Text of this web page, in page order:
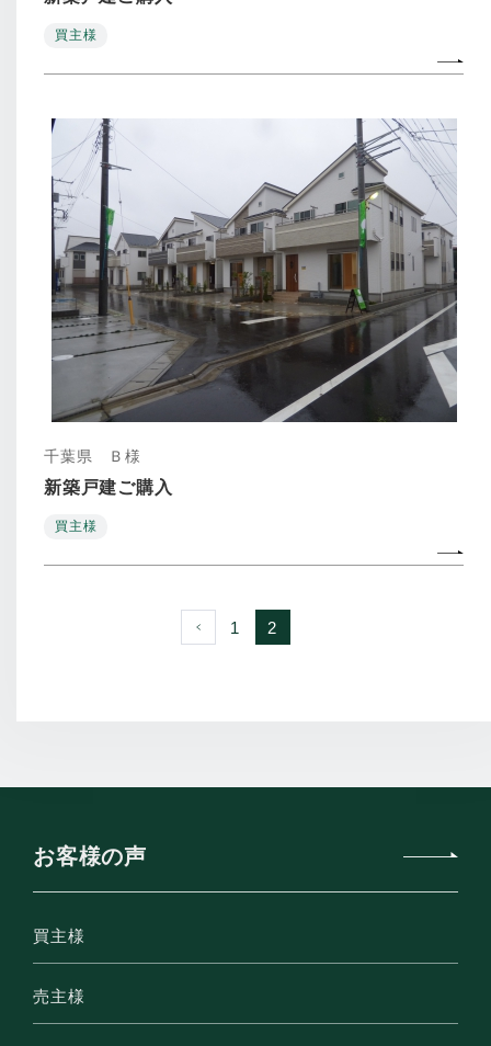
買主様
千葉県 Ｂ様
新築戸建ご購入
買主様
前へ
1 2
お客様の声
買主様
売主様